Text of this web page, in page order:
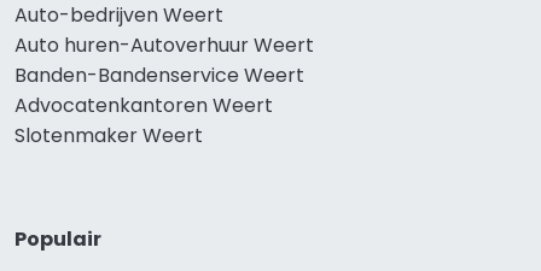
Auto-bedrijven Weert
Auto huren-Autoverhuur Weert
Banden-Bandenservice Weert
Advocatenkantoren Weert
Slotenmaker Weert
Populair